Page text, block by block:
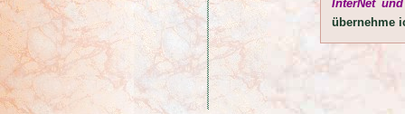
InterNet
übernehme